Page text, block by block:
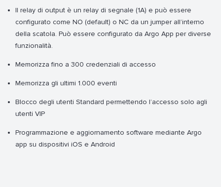
Il relay di output è un relay di segnale (1A) e può essere
configurato come NO (default) o NC da un jumper all’interno
della scatola. Può essere configurato da Argo App per diverse
funzionalità.
Memorizza fino a 300 credenziali di accesso
Memorizza gli ultimi 1.000 eventi
Blocco degli utenti Standard permettendo l’accesso solo agli
utenti VIP
Programmazione e aggiornamento software mediante Argo
app su dispositivi iOS e Android